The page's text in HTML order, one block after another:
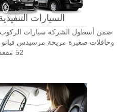
السيارات
وحافلات صغيرة مريحة مرسيدس فيانو
52 مقعد